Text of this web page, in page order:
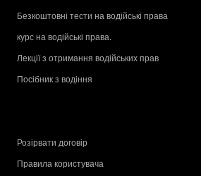
Безкоштовні тести на водійські права
курс на водійські права.
Лекції з отримання водійських прав
Посібник з водіння
Розірвати договір
Правила користувача